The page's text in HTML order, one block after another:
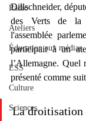
Radio
Ateliers
Éducation aux médias
ESS
Culture
Sciences
Dillschneider,
des Verts de la
l'assemblée
participait à un
l’Allemagne. Quel
présenté comme
La droitisation